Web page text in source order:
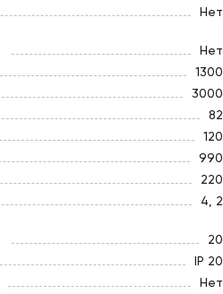
Нет
Нет
1300
3000
82
120
990
220
4, 2
20
IP 20
Нет